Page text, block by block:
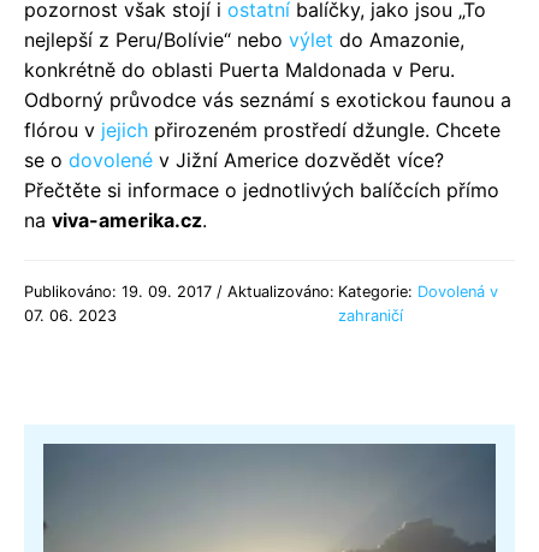
pozornost však stojí i ostatní balíčky, jako jsou „To
nejlepší z Peru/Bolívie“ nebo výlet do Amazonie,
konkrétně do oblasti Puerta Maldonada v Peru.
Odborný průvodce vás seznámí s exotickou faunou a
flórou v jejich přirozeném prostředí džungle. Chcete
se o dovolené v Jižní Americe dozvědět více?
Přečtěte si informace o jednotlivých balíčcích přímo
na viva-amerika.cz.
Publikováno: 19. 09. 2017 / Aktualizováno:
07. 06. 2023
Kategorie: Dovolená v
zahraničí